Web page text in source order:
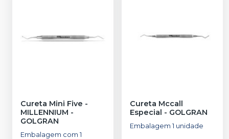
Cureta Mini Five -
MILLENNIUM -
GOLGRAN
Embalagem com 1
Cureta Mccall
Especial - GOLGRAN
Embalagem 1 unidade